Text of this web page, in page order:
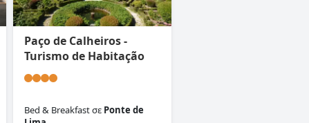
Paço de Calheiros -
Turismo de Habitação
Bed & Breakfastσε Ponte de